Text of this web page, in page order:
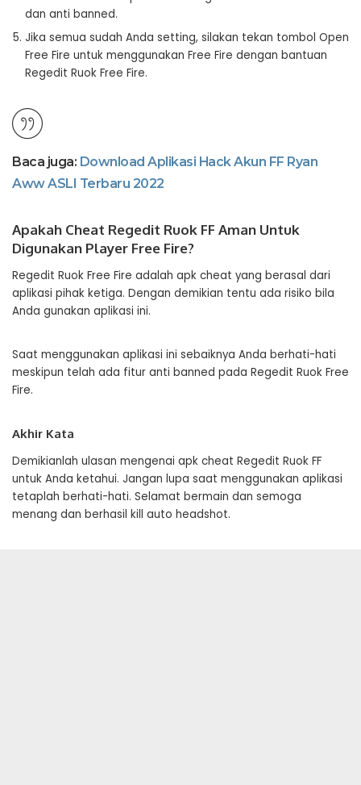
dan anti banned.
Jika semua sudah Anda setting, silakan tekan tombol Open
Free Fire untuk menggunakan Free Fire dengan bantuan
Regedit Ruok Free Fire.
Baca juga: Download Aplikasi Hack Akun FF Ryan
Aww ASLI Terbaru 2022
Apakah Cheat Regedit Ruok FF Aman Untuk
Digunakan Player Free Fire?
Regedit Ruok Free Fire adalah apk cheat yang berasal dari
aplikasi pihak ketiga. Dengan demikian tentu ada risiko bila
Anda gunakan aplikasi ini.
Saat menggunakan aplikasi ini sebaiknya Anda berhati-hati
meskipun telah ada fitur anti banned pada Regedit Ruok Free
Fire.
Akhir Kata
Demikianlah ulasan mengenai apk cheat Regedit Ruok FF
untuk Anda ketahui. Jangan lupa saat menggunakan aplikasi
tetaplah berhati-hati. Selamat bermain dan semoga
menang dan berhasil kill auto headshot.